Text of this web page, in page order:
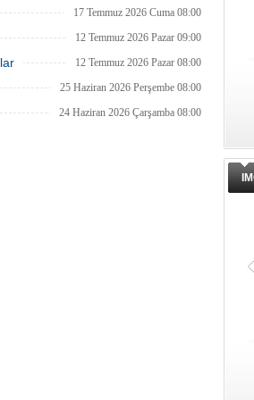
17 Temmuz 2026 Cuma 08:00
12 Temmuz 2026 Pazar 09:00
12 Temmuz 2026 Pazar 08:00
25 Haziran 2026 Perşembe 08:00
24 Haziran 2026 Çarşamba 08:00